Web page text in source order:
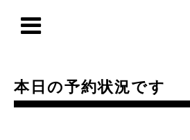
本日の予約状況です